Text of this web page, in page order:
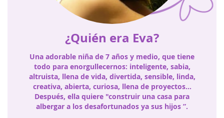
¿Quién era Eva?
Una adorable niña de 7 años y medio, que tiene
todo para enorgullecernos: inteligente, sabia,
altruista, llena de vida, divertida, sensible, linda,
creativa, abierta, curiosa, llena de proyectos…
Después, ella quiere "construir una casa para
albergar a los desafortunados ya sus hijos ”.